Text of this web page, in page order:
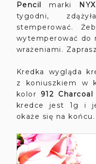
Pencil marki NYX
tygodni,
stemperować.
wytemperować do
wrażeniami.
Kredka wygląda
z koniuszkiem w
kolor 912 Charcoal
kredce jest 1g i
okaże się na końcu.